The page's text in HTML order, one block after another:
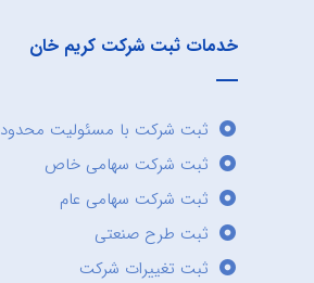
خدمات ثبت شرکت کریم خان
ثبت شرکت با مسئولیت محدود
ثبت شرکت سهامی خاص
ثبت شرکت سهامی عام
ثبت طرح صنعتی
ثبت تغییرات شرکت